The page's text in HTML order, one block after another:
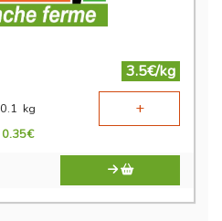
3.5€/kg
0.1 kg +
0.35€